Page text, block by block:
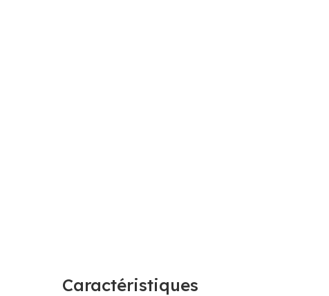
Caractéristiques